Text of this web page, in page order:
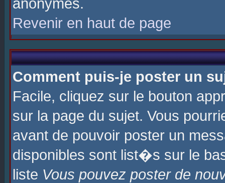
anonymes.
Revenir en haut de page
Comment puis-je poster un
Facile, cliquez sur le bouton
sur la page du sujet. Vous
avant de pouvoir poster un
disponibles sont list�s sur le
liste Vous pouvez poster de